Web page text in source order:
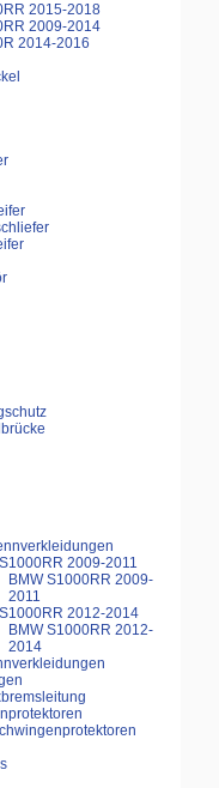
2015-2018
2009-2014
2014-2016
2009-2011
BMW S1000RR 2009-
2011
2012-2014
BMW S1000RR 2012-
2014